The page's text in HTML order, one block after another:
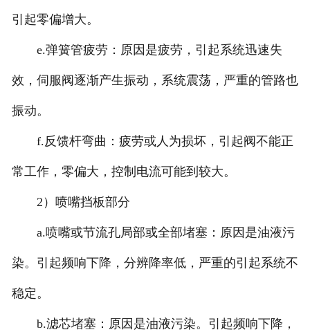
引起零偏增大。
e.弹簧管疲劳：原因是疲劳，引起系统迅速失
效，伺服阀逐渐产生振动，系统震荡，严重的管路也
振动。
f.反馈杆弯曲：疲劳或人为损坏，引起阀不能正
常工作，零偏大，控制电流可能到较大。
2）喷嘴挡板部分
a.喷嘴或节流孔局部或全部堵塞：原因是油液污
染。引起频响下降，分辨降率低，严重的引起系统不
稳定。
b.滤芯堵塞：原因是油液污染。引起频响下降，